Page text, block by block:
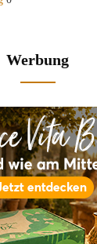
Werbung